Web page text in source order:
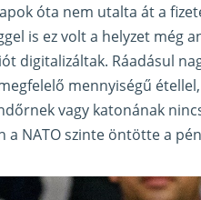
óta nem utalta át a
is ez volt a helyzet még
digitalizáltak. Ráadásul
mennyiségű
vagy katonának
a NATO szinte öntötte a